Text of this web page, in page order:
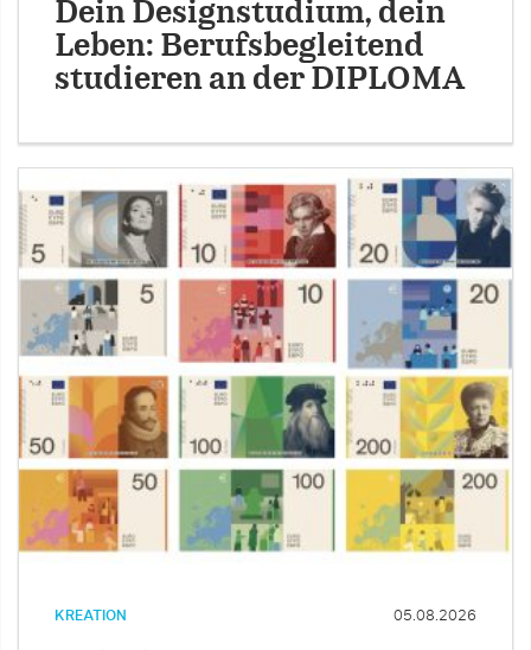
Dein Designstudium, dein
Leben: Berufsbegleitend
studieren an der DIPLOMA
KREATION 05.08.2026